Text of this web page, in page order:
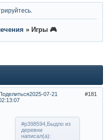
» Игры 🎮
181
2025-07-21
#p398594,Быдло из
деревни
написал(а):